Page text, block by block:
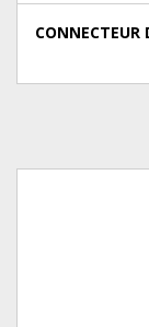
CONNECTEUR